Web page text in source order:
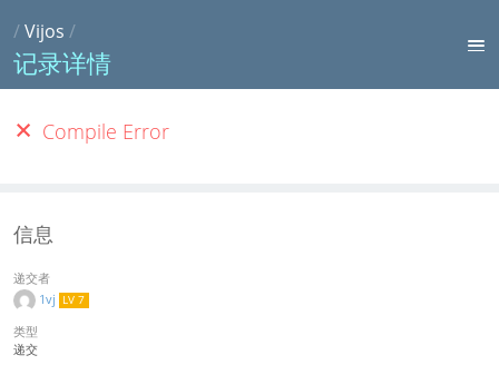
/Vijos /
记录详情
Compile Error
信息
递交者
1vj
LV 7
类型
递交